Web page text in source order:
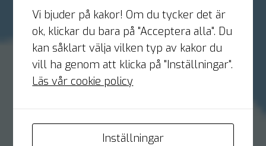
Vi bjuder på kakor! Om du tycker det är
ok, klickar du bara på "Acceptera alla". Du
kan såklart välja vilken typ av kakor du
vill ha genom att klicka på "Inställningar".
Läs vår cookie policy
Inställningar